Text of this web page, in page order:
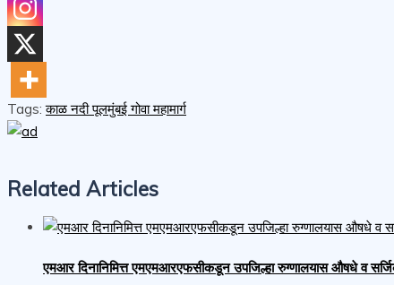
Tags:काळ नदी पूलमुंबई गोवा महामार्ग
Related Articles
एमआर दिनानिमित्त एमएमआरएफसीकडून उपजिल्हा रुग्णालयास औषधे व